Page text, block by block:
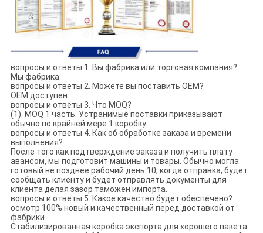
вопросы и ответы 1. Вы фабрика или торговая компания?
Мы фабрика.
вопросы и ответы 2. Можете вы поставить OEM?
OEM доступен.
вопросы и ответы 3. Что MOQ?
(1). MOQ 1 часть. Устранимые поставки приказывают
обычно по крайней мере 1 коробку.
вопросы и ответы 4. Как об обработке заказа и времени
выполнения?
После того как подтверждение заказа и получить плату
авансом, мы подготовит машины и товары. Обычно могла
готовый не позднее рабочий день 10, когда отправка, будет
сообщать клиенту и будет отправлять документы для
клиента делая зазор таможен импорта.
вопросы и ответы 5. Какое качество будет обеспечено?
осмотр 100% новый и качественный перед доставкой от
фабрики.
Стабилизированная коробка экспорта для хорошего пакета.